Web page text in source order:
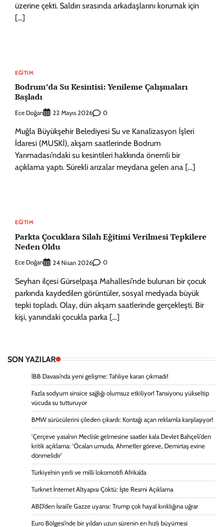
üzerine çekti. Saldırı sırasında arkadaşlarını korumak için
[…]
EĞITIM
Bodrum’da Su Kesintisi: Yenileme Çalışmaları
Başladı
Ece Doğan 22 Mayıs 2026 0
Muğla Büyükşehir Belediyesi Su ve Kanalizasyon İşleri
İdaresi (MUSKİ), akşam saatlerinde Bodrum
Yarımadası’ndaki su kesintileri hakkında önemli bir
açıklama yaptı. Sürekli arızalar meydana gelen ana […]
EĞITIM
Parkta Çocuklara Silah Eğitimi Verilmesi Tepkilere
Neden Oldu
Ece Doğan 24 Nisan 2026 0
Seyhan ilçesi Gürselpaşa Mahallesi’nde bulunan bir çocuk
parkında kaydedilen görüntüler, sosyal medyada büyük
tepki topladı. Olay, dün akşam saatlerinde gerçekleşti. Bir
kişi, yanındaki çocukla parka […]
SON YAZILAR
İBB Davası’nda yeni gelişme: Tahliye kararı çıkmadı!
Fazla sodyum sinsice sağlığı olumsuz etkiliyor! Tansiyonu yükseltip
vücuda su tutturuyor
BMW sürücülerini çileden çıkardı: Kontağı açan reklamla karşılaşıyor!
‘Çerçeve yasa’nın Meclis’e gelmesine saatler kala Devlet Bahçeli’den
kritik açıklama: ‘Öcalan umuda, Ahmetler göreve, Demirtaş evine
dönmelidir’
Türkiye’nin yerli ve milli lokomotifi Afrika’da
Turknet İnternet Altyapısı Çöktü: İşte Resmi Açıklama
ABD’den İsrail’e Gazze uyarısı: Trump çok hayal kırıklığına uğrar
Euro Bölgesi’nde bir yıldan uzun sürenin en hızlı büyümesi